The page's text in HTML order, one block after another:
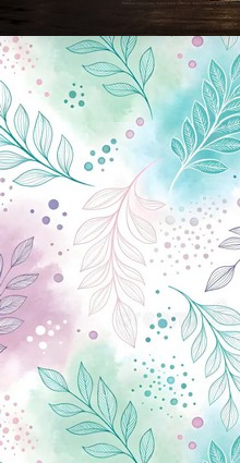
Новини Чернігова, Чернігівські новини, Чернігівський формат,